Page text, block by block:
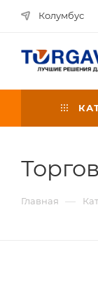
Колумбус
Главная —